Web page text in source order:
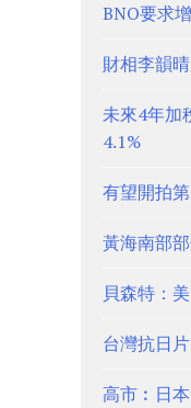
BNO要求
財相李韻
未來4年加
4.1%
有望開拍
黃海南部
貝森特：
台灣抗日
高市︰日